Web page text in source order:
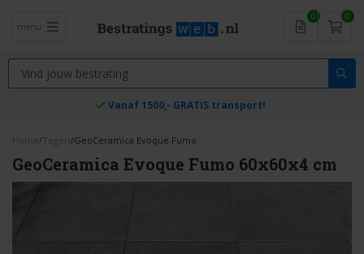
menu
0 0
Vanaf 1500,- GRATIS transport!
Home / Tegels /GeoCeramica Evoque Fumo
GeoCeramica Evoque Fumo 60x60x4 cm